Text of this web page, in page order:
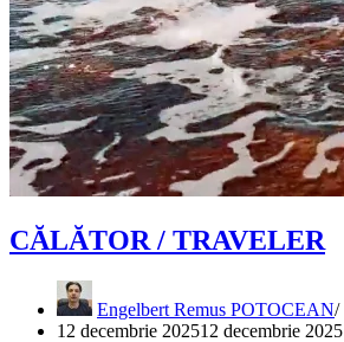
CĂLĂTOR / TRAVELER
Engelbert Remus POTOCEAN
12 decembrie 202512 decembrie 2025